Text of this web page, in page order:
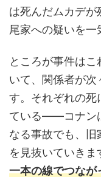
は死んだムカデ
尾家への疑いを一
ところが事件は
いて、関係者が次
す。それぞれの死
ている——コナン
なる事故でも、旧
を見抜いていきま
一本の線でつなが